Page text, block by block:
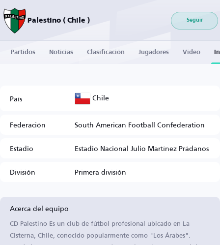
Palestino ( Chile ) Seguir
Partidos Noticias Clasificación Jugadores Vídeo
País Chile
Federación
South American Football Confederation
Estadio
Estadio Nacional Julio Martínez Prádanos
División
Primera división
Acerca del equipo
CD Palestino Es un club de fútbol profesional ubicado en La
Cisterna, Chile, conocido popularmente como "Los Árabes".